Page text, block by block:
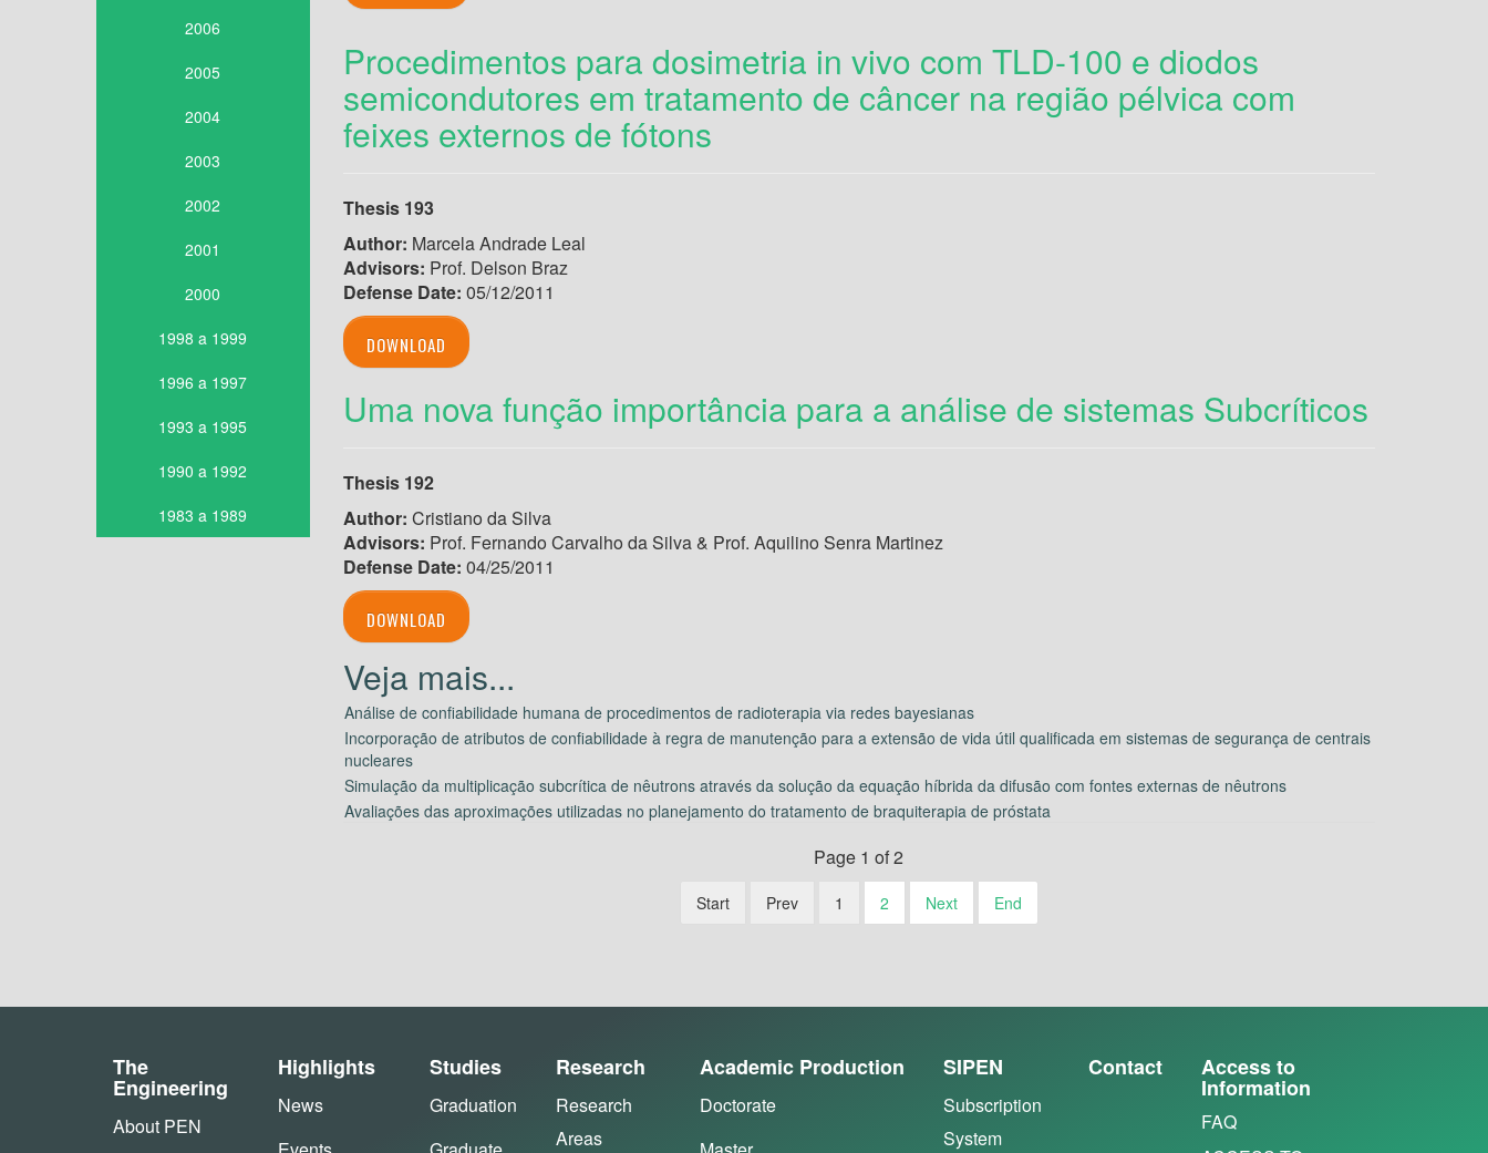
2006
2005
2004
2003
2002
2001
2000
1998 a 1999
1996 a 1997
1993 a 1995
1990 a 1992
1983 a 1989
Procedimentos para dosimetria in vivo com TLD-100 e diodos
semicondutores em tratamento de câncer na região pélvica com
feixes externos de fótons
Thesis 193
Author: Marcela Andrade Leal
Advisors: Prof. Delson Braz
Defense Date: 05/12/2011
DOWNLOAD
Uma nova função importância para a análise de sistemas Subcríticos
Thesis 192
Author: Cristiano da Silva
Advisors: Prof. Fernando Carvalho da Silva & Prof. Aquilino Senra Martinez
Defense Date: 04/25/2011
DOWNLOAD
Análise de confiabilidade humana de procedimentos de radioterapia via redes bayesianas
Incorporação de atributos de confiabilidade à regra de manutenção para a extensão de vida útil qualificada em sistemas de segurança de centrais
nucleares
Simulação da multiplicação subcrítica de nêutrons através da solução da equação híbrida da difusão com fontes externas de nêutrons
Avaliações das aproximações utilizadas no planejamento do tratamento de braquiterapia de próstata
Page 1 of 2
Start Prev 1 2 Next End
The
Engineering
About PEN
Highlights
News
Studies
Graduation
Research
Research
Areas
Academic Production
Doctorate
SIPEN
Subscription
System
Contact Access to
Information
FAQ